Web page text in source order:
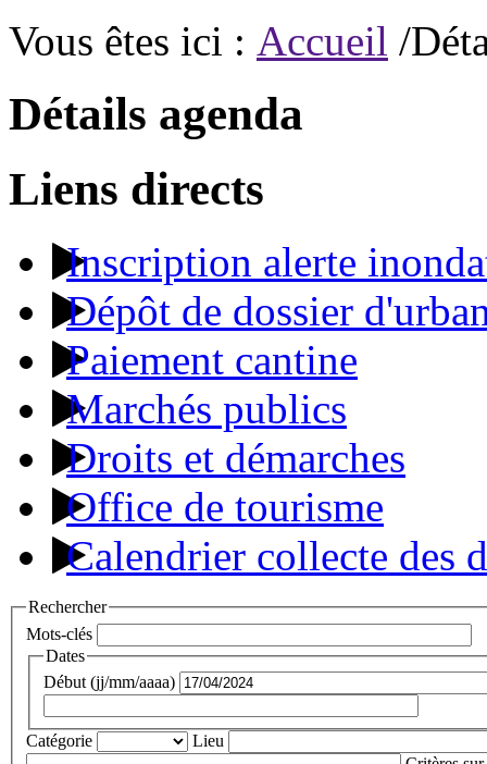
Vous êtes ici : Accueil /
Détails agenda
Liens directs
Inscription alerte
Dépôt de dossier
Paiement cantine
Marchés publics
Droits et démarches
Office de tourisme
Calendrier collecte des
Rechercher
Mots-clés
Dates
Début (jj/mm/aaaa)
Catégorie
Lieu